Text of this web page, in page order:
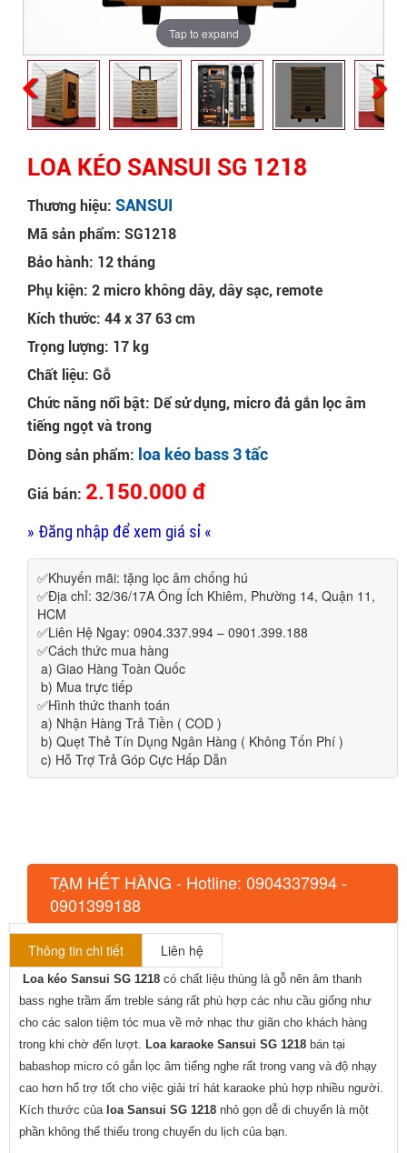
Tap to expand
LOA KÉO SANSUI SG 1218
Thương hiệu: SANSUI
Mã sản phẩm: SG1218
Bảo hành: 12 tháng
Phụ kiện: 2 micro không dây, dây sạc, remote
Kích thước: 44 x 37 63 cm
Trọng lượng: 17 kg
Chất liệu: Gỗ
Chức năng nổi bật: Dể sử dụng, micro đả gắn lọc âm
tiếng ngọt và trong
Dòng sản phẩm: loa kéo bass 3 tấc
Giá bán: 2.150.000 đ
» Đăng nhập để xem giá sỉ «
✅Khuyến mãi: tặng lọc âm chống hú
✅Địa chỉ: 32/36/17A Ông Ích Khiêm, Phường 14, Quận 11,
HCM
✅Liên Hệ Ngay: 0904.337.994 – 0901.399.188
✅Cách thức mua hàng
a) Giao Hàng Toàn Quốc
b) Mua trực tiếp
✅Hình thức thanh toán
a) Nhận Hàng Trả Tiền ( COD )
b) Quẹt Thẻ Tín Dụng Ngân Hàng ( Không Tốn Phí )
c) Hỗ Trợ Trả Góp Cực Hấp Dẫn
TẠM HẾT HÀNG - Hotline: 0904337994 -
0901399188
Thông tin chi tiết Liên hệ
Loa kéo Sansui SG 1218 có chất liệu thùng là gỗ nên âm thanh
bass nghe trầm ấm treble sáng rất phù hợp các nhu cầu giống như
cho các salon tiệm tóc mua về mở nhạc thư giãn cho khách hàng
trong khi chờ đến lượt. Loa karaoke Sansui SG 1218 bán tại
babashop micro có gắn lọc âm tiếng nghe rất trong vang và độ nhạy
cao hơn hổ trợ tốt cho việc giải trí hát karaoke phù hợp nhiều người.
Kích thước của loa Sansui SG 1218 nhỏ gọn dễ di chuyển là một
phần không thể thiếu trong chuyến du lịch của bạn.